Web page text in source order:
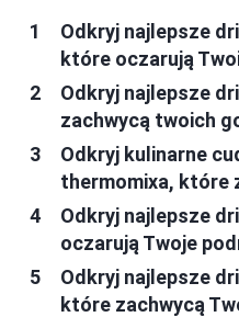
Odkryj najlepsze
które oczarują
Odkryj najlepsze
zachwycą twoich
Odkryj kulinarne
thermomixa, które
Odkryj najlepsze
oczarują Twoje
Odkryj najlepsze
które zachwycą